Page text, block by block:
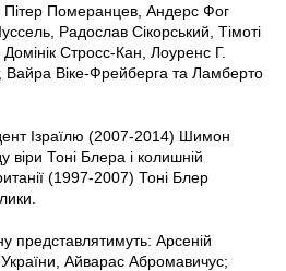
Пітер Померанцев, Андерс Фог
Радослав Сікорський, Тімоті
Стросс-Кан, Лоуренс Г.
Віке-Фрейберга та Ламберто
Ізраїлю (2007-2014) Шимон
Тоні Блера і колишній
(1997-2007) Тоні Блер
представлятимуть: Арсеній
Айварас Абромавичус;